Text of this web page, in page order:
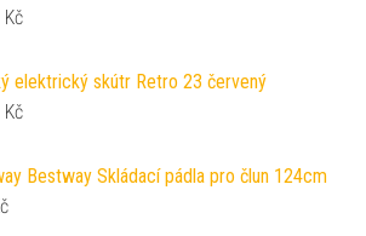
Kč
elektrický skútr Retro 23 červený
Kč
Bestway Skládací pádla pro člun 124cm